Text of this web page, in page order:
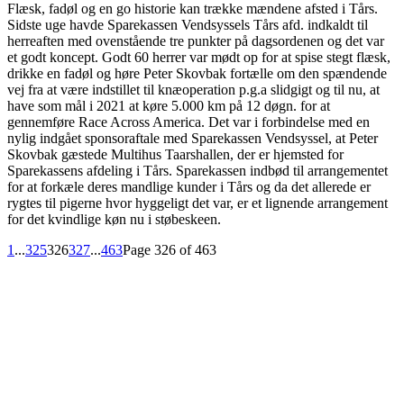
Flæsk, fadøl og en go historie kan trække mændene afsted i Tårs.
Sidste uge havde Sparekassen Vendsyssels Tårs afd. indkaldt til
herreaften med ovenstående tre punkter på dagsordenen og det var
et godt koncept. Godt 60 herrer var mødt op for at spise stegt flæsk,
drikke en fadøl og høre Peter Skovbak fortælle om den spændende
vej fra at være indstillet til knæoperation p.g.a slidgigt og til nu, at
have som mål i 2021 at køre 5.000 km på 12 døgn. for at
gennemføre Race Across America. Det var i forbindelse med en
nylig indgået sponsoraftale med Sparekassen Vendsyssel, at Peter
Skovbak gæstede Multihus Taarshallen, der er hjemsted for
Sparekassens afdeling i Tårs. Sparekassen indbød til arrangementet
for at forkæle deres mandlige kunder i Tårs og da det allerede er
rygtes til pigerne hvor hyggeligt det var, er et lignende arrangement
for det kvindlige køn nu i støbeskeen.
1...325326327...463Page 326 of 463